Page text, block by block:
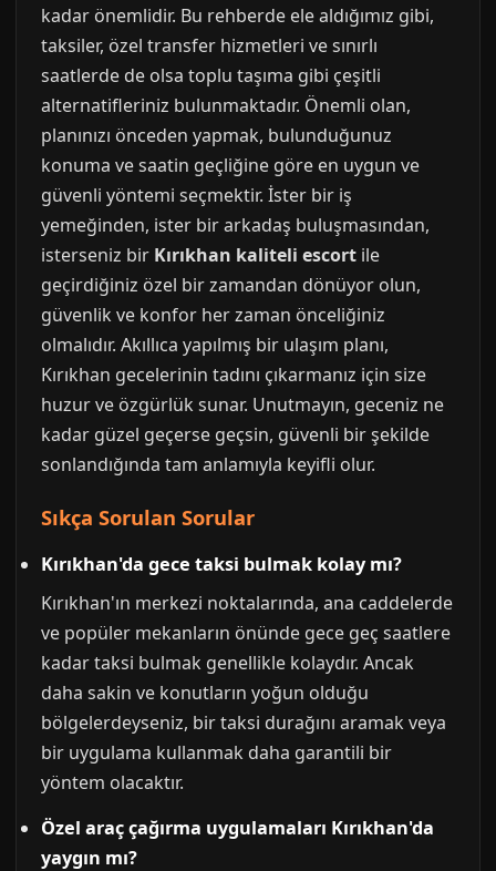
kadar önemlidir. Bu rehberde ele aldığımız gibi,
taksiler, özel transfer hizmetleri ve sınırlı
saatlerde de olsa toplu taşıma gibi çeşitli
alternatifleriniz bulunmaktadır. Önemli olan,
planınızı önceden yapmak, bulunduğunuz
konuma ve saatin geçliğine göre en uygun ve
güvenli yöntemi seçmektir. İster bir iş
yemeğinden, ister bir arkadaş buluşmasından,
isterseniz bir Kırıkhan kaliteli escort ile
geçirdiğiniz özel bir zamandan dönüyor olun,
güvenlik ve konfor her zaman önceliğiniz
olmalıdır. Akıllıca yapılmış bir ulaşım planı,
Kırıkhan gecelerinin tadını çıkarmanız için size
huzur ve özgürlük sunar. Unutmayın, geceniz ne
kadar güzel geçerse geçsin, güvenli bir şekilde
sonlandığında tam anlamıyla keyifli olur.
Sıkça Sorulan Sorular
Kırıkhan'da gece taksi bulmak kolay mı?
Kırıkhan'ın merkezi noktalarında, ana caddelerde
ve popüler mekanların önünde gece geç saatlere
kadar taksi bulmak genellikle kolaydır. Ancak
daha sakin ve konutların yoğun olduğu
bölgelerdeyseniz, bir taksi durağını aramak veya
bir uygulama kullanmak daha garantili bir
yöntem olacaktır.
Özel araç çağırma uygulamaları Kırıkhan'da
yaygın mı?